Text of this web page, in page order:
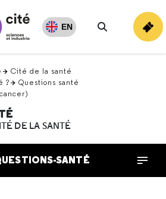
EN
Rechercher
Cité de la santé
?
Questions santé
DE LA SANTÉ
SANTÉ